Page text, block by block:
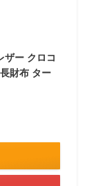
ー クロコ
財布 ター